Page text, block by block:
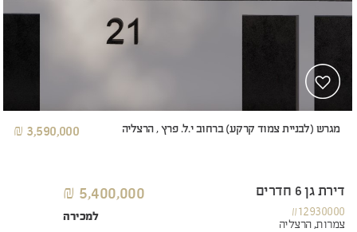
מגרש (לבניית צמוד קרקע) ברחוב י.ל. פרץ , הרצליה 3,590,000 ₪
דירת גן 6 חדרים
#12930000
צמרות,הרצליה
5,400,000 ₪
למכירה